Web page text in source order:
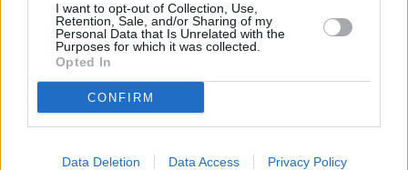
I want to opt-out of Collection, Use,
Retention, Sale, and/or Sharing of my
Personal Data that Is Unrelated with the
Purposes for which it was collected.
Opted In
CONFIRM
Data Deletion Data Access Privacy Policy